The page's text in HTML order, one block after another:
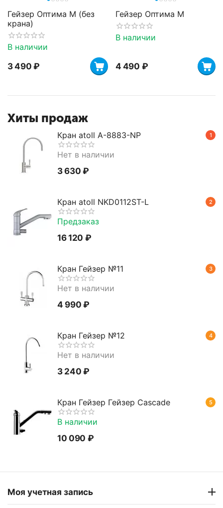
Гейзер Оптима М (без
крана)
В наличии
3 490 ₽
Гейзер Оптима М
В наличии
4 490 ₽
Хиты продаж
1
Кран atoll A-8883-NP
Нет в наличии
3 630 ₽
2
Кран atoll NKD0112ST-L
Предзаказ
16 120 ₽
3
Кран Гейзер №11
Нет в наличии
4 990 ₽
4
Кран Гейзер №12
Нет в наличии
3 240 ₽
5
Кран Гейзер Гейзер Cascade
В наличии
10 090 ₽
Моя учетная запись